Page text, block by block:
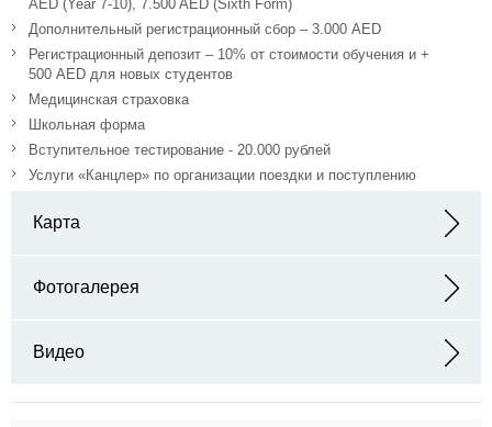
AED (Year 7-10), 7.500 AED (Sixth Form)
Дополнительный регистрационный сбор – 3.000 AED
Регистрационный депозит – 10% от стоимости обучения и +
500 AED для новых студентов
Медицинская страховка
Школьная форма
Вступительное тестирование - 20.000 рублей
Услуги «Канцлер» по организации поездки и поступлению
Карта
Фотогалерея
Видео